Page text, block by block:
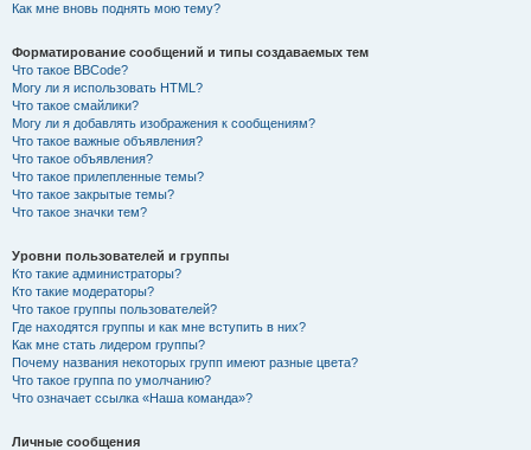
Как мне вновь поднять мою тему?
Форматирование сообщений и типы создаваемых тем
Что такое BBCode?
Могу ли я использовать HTML?
Что такое смайлики?
Могу ли я добавлять изображения к сообщениям?
Что такое важные объявления?
Что такое объявления?
Что такое прилепленные темы?
Что такое закрытые темы?
Что такое значки тем?
Уровни пользователей и группы
Кто такие администраторы?
Кто такие модераторы?
Что такое группы пользователей?
Где находятся группы и как мне вступить в них?
Как мне стать лидером группы?
Почему названия некоторых групп имеют разные цвета?
Что такое группа по умолчанию?
Что означает ссылка «Наша команда»?
Личные сообщения